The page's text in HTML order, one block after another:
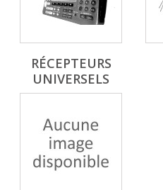
RÉCEPTEURS
UNIVERSELS